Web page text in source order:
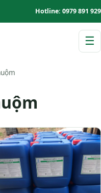
Hotline: 0979 891 929
☰